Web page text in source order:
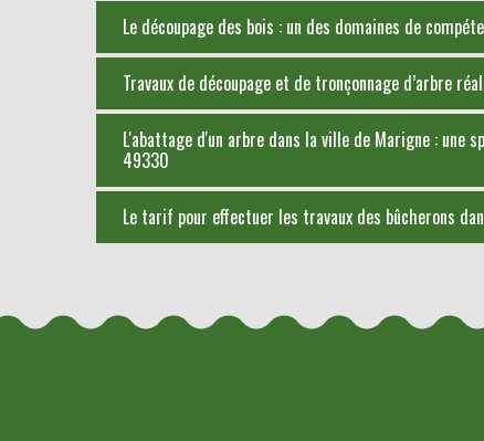
Le découpage des bois : un des domaines de
Travaux de découpage et de tronçonnage d’arbre
L'abattage d'un arbre dans la ville de Marigne : une
49330
Le tarif pour effectuer les travaux des bûcherons